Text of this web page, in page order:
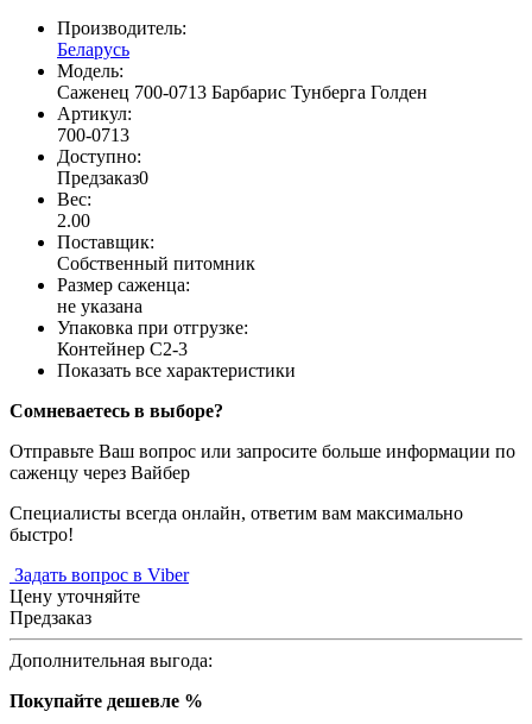
Производитель:
Беларусь
Модель:
Саженец 700-0713 Барбарис Тунберга Голден
Артикул:
700-0713
Доступно:
Предзаказ0
Вес:
2.00
Поставщик:
Cобственный питомник
Размер саженца:
не указана
Упаковка при отгрузке:
Контейнер С2-3
Показать все характеристики
Сомневаетесь в выборе?
Отправьте Ваш вопрос или запросите больше информации по
саженцу через Вайбер
Специалисты всегда онлайн, ответим вам максимально
быстро!
Задать вопрос в Viber
Цену уточняйте
Предзаказ
Дополнительная выгода:
Покупайте дешевле %